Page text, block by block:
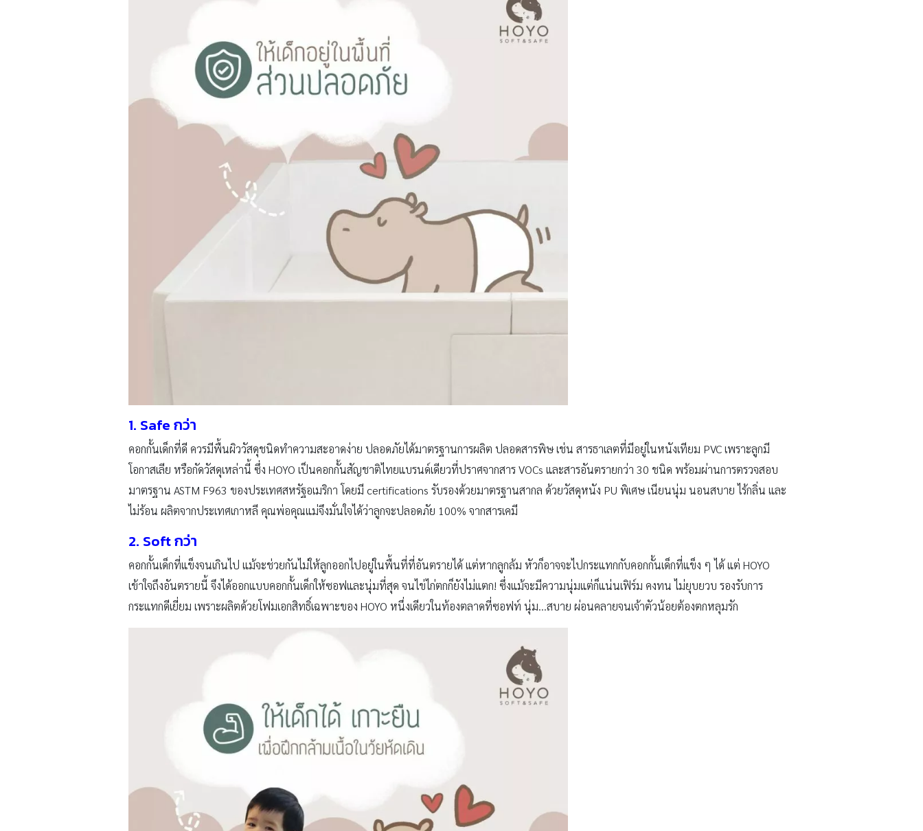
1. Safeกว่า
คอกกั้นเด็กที่ดี ควรมีพื้นผิววัสดุชนิดทำความสะอาดง่าย ปลอดภัยได้มาตรฐานการผลิต ปลอดสารพิษ เช่น สารธาเลตที่มีอยู่ในหนังเทียม PVC เพราะลูกมี
โอกาสเลีย หรือกัดวัสดุเหล่านี้ ซึ่ง HOYO เป็นคอกกั้นสัญชาติไทยแบรนด์เดียวที่ปราศจากสาร VOCs และสารอันตรายกว่า 30 ชนิด พร้อมผ่านการตรวจสอบ
มาตรฐาน ASTM F963 ของประเทศสหรัฐอเมริกา โดยมี certifications รับรองด้วยมาตรฐานสากล ด้วยวัสดุหนัง PU พิเศษ เนียนนุ่ม นอนสบาย ไร้กลิ่น และ
ไม่ร้อน ผลิตจากประเทศเกาหลี คุณพ่อคุณแม่จึงมั่นใจได้ว่าลูกจะปลอดภัย 100% จากสารเคมี
2. Softกว่า
คอกกั้นเด็กที่แข็งจนเกินไป แม้จะช่วยกันไม่ให้ลูกออกไปอยู่ในพื้นที่ที่อันตรายได้ แต่หากลูกล้ม หัวก็อาจจะไปกระแทกกับคอกกั้นเด็กที่แข็ง ๆ ได้ แต่ HOYO
เข้าใจถึงอันตรายนี้ จึงได้ออกแบบคอกกั้นเด็กให้ซอฟและนุ่มที่สุด จนไข่ไก่ตกก็ยังไม่แตก! ซึ่งแม้จะมีความนุ่มแต่ก็แน่นเฟิร์ม คงทน ไม่ยุบยวบ รองรับการ
กระแทกดีเยี่ยม เพราะผลิตด้วยโฟมเอกสิทธิ์เฉพาะของ HOYO หนึ่งเดียวในท้องตลาดที่ซอฟท์ นุ่ม…สบาย ผ่อนคลายจนเจ้าตัวน้อยต้องตกหลุมรัก